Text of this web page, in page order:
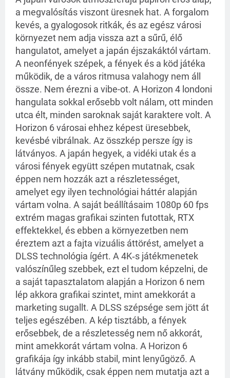
a megvalósítás viszont üresnek hat. A forgalom
kevés, a gyalogosok ritkák, és az egész városi
környezet nem adja vissza azt a sűrű, élő
hangulatot, amelyet a japán éjszakáktól vártam.
A neonfények szépek, a fények és a köd játéka
működik, de a város ritmusa valahogy nem áll
össze. Nem érezni a vibe-ot. A Horizon 4 londoni
hangulata sokkal erősebb volt nálam, ott minden
utca élt, minden saroknak saját karaktere volt. A
Horizon 6 városai ehhez képest üresebbek,
kevésbé vibrálnak. Az összkép persze így is
látványos. A japán hegyek, a vidéki utak és a
városi fények együtt szépen mutatnak, csak
éppen nem hozzák azt a részletességet,
amelyet egy ilyen technológiai háttér alapján
vártam volna. A saját beállításaim 1080p 60 fps
extrém magas grafikai szinten futottak, RTX
effektekkel, és ebben a környezetben nem
éreztem azt a fajta vizuális áttörést, amelyet a
DLSS technológia ígért. A 4K‑s játékmenetek
valószínűleg szebbek, ezt el tudom képzelni, de
a saját tapasztalatom alapján a Horizon 6 nem
lép akkora grafikai szintet, mint amekkorát a
marketing sugallt. A DLSS szépsége sem jött át
teljes egészében. A kép tisztább, a fények
erősebbek, de a részletesség nem nő akkorát,
mint amekkorát vártam volna. A Horizon 6
grafikája így inkább stabil, mint lenyűgöző. A
látvány működik, csak éppen nem mutatja azt a